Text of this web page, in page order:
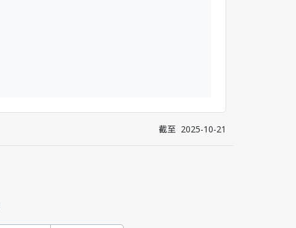
截至 2025-10-21